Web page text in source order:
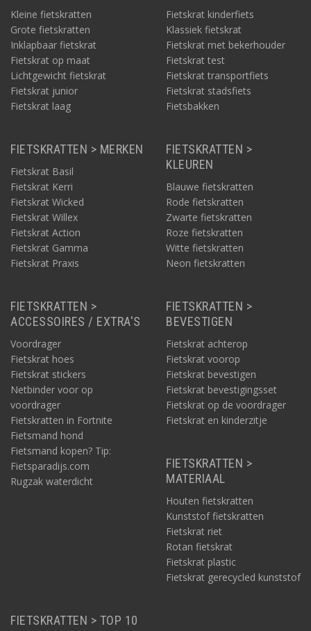
Kleine fietskratten
Grote fietskratten
Inklapbaar fietskrat
Fietskrat op maat
Lichtgewicht fietskrat
Fietskrat junior
Fietskrat laag
Fietskrat kinderfiets
Klassiek fietskrat
Fietskrat met bekerhouder
Fietskrat test
Fietskrat transportfiets
Fietskrat stadsfiets
Fietsbakken
FIETSKRATTEN > MERKEN
Fietskrat Basil
Fietskrat Kerri
Fietskrat Wicked
Fietskrat Willex
Fietskrat Action
Fietskrat Gamma
Fietskrat Praxis
FIETSKRATTEN >
KLEUREN
Blauwe fietskratten
Rode fietskratten
Zwarte fietskratten
Roze fietskratten
Witte fietskratten
Neon fietskratten
FIETSKRATTEN >
ACCESSOIRES / EXTRA'S
Voordrager
Fietskrat hoes
Fietskrat stickers
Netbinder voor op
voordrager
Fietskratten in Fortnite
Fietsmand hond
Fietsmand kopen? Tip:
Fietsparadijs.com
Rugzak waterdicht
FIETSKRATTEN >
BEVESTIGEN
Fietskrat achterop
Fietskrat voorop
Fietskrat bevestigen
Fietskrat bevestigingsset
Fietskrat op de voordrager
Fietskrat en kinderzitje
FIETSKRATTEN >
MATERIAAL
Houten fietskratten
Kunststof fietskratten
Fietskrat riet
Rotan fietskrat
Fietskrat plastic
Fietskrat gerecycled kunststof
FIETSKRATTEN > TOP 10